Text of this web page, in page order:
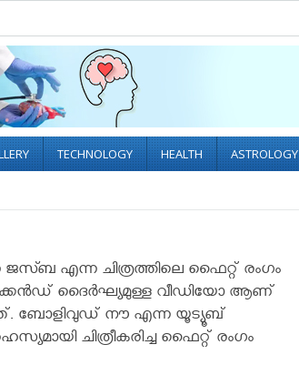
TECHNOLOGY HEALTH ASTROLOGY
ജസ്ബ എന്ന ചിത്രത്തിലെ ഫൈറ്റ് രംഗം
സെക്കന്‍ഡ് ദൈര്‍ഘ്യമുള്ള വീഡിയോ ആണ്
ബോളിവുഡ് നൗ എന്ന യൂട്യൂബ്
ചിത്രീകരിച്ച ഫൈറ്റ് രംഗം